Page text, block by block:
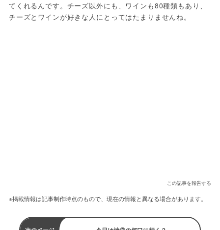
てくれるんです。チーズ以外にも、ワインも80種類もあり、
チーズとワインが好きな人にとってはたまりませんね。
この記事を報告する
※掲載情報は記事制作時点のもので、現在の情報と異なる場合があります。